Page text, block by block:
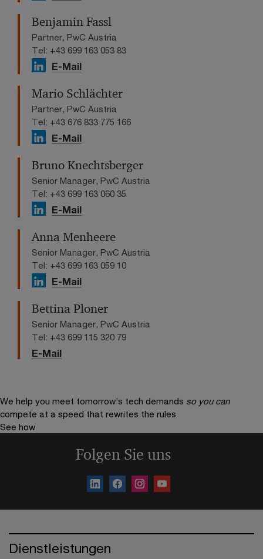
Benjamin Fassl
Partner, PwC Austria
Tel: +43 699 163 053 83
E-Mail
Mario Schlächter
Partner, PwC Austria
Tel: +43 676 833 775 166
E-Mail
Bruno Knechtsberger
Senior Manager, PwC Austria
Tel: +43 699 163 060 35
E-Mail
Anna Menheere
Senior Manager, PwC Austria
Tel: +43 699 163 059 10
E-Mail
Bettina Ploner
Senior Manager, PwC Austria
Tel: +43 699 115 320 79
E-Mail
We help you meet tomorrow’s tech demands so you can
compete at a speed that rewrites the rules
See how
Folgen Sie uns
Dienstleistungen